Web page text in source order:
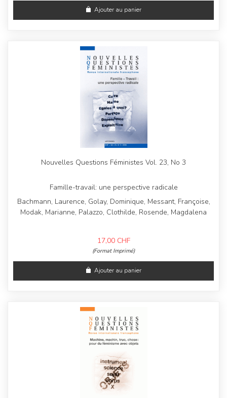
Ajouter au panier
Nouvelles Questions Féministes Vol. 23, No 3
Famille-travail: une perspective radicale
Bachmann, Laurence, Golay, Dominique, Messant, Françoise,
Modak, Marianne, Palazzo, Clothilde, Rosende, Magdalena
17,00 CHF
(Format Imprimé)
Ajouter au panier